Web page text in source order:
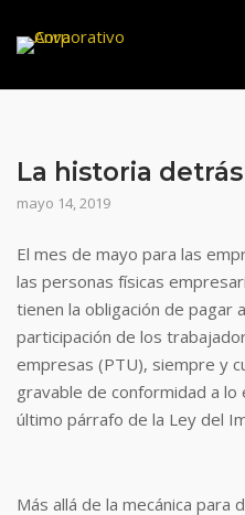
La historia
mayo 14, 2019
El mes de mayo para las
las personas físicas
tienen la obligación de pagar
participación de los
empresas (PTU), siempre y
gravable de conformidad a
último párrafo de la Ley del
Más allá de la mecánica